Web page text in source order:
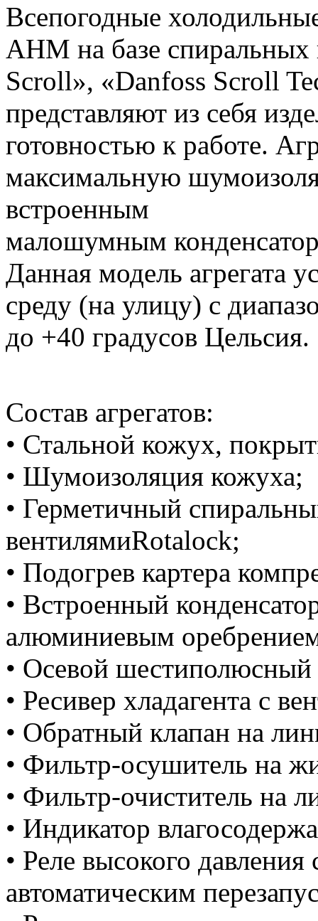
Всепогодные
АНМ на базе спиральных
Scroll», «Danfoss Scroll
представляют из себя
готовностью к работе.
максимальную
встроенным
малошумным
Данная модель агрегата
среду (на улицу) с
до +40 градусов Цельсия.
Состав агрегатов:
• Стальной кожух,
• Шумоизоляция кожуха;
• Герметичный
вентилямиRotalock;
• Подогрев картера
• Встроенный
алюминиевым
• Осевой шестиполюсный
• Ресивер хладагента с
• Обратный клапан на
• Фильтр-осушитель на
• Фильтр-очиститель на
• Индикатор
• Реле высокого
автоматическим